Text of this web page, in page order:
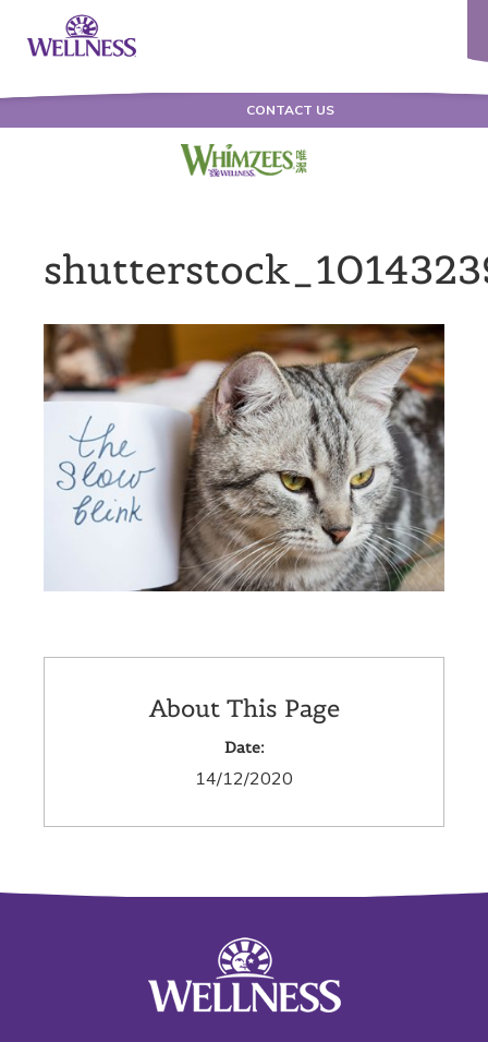
CONTACT US
About This Page
Date:
14/12/2020